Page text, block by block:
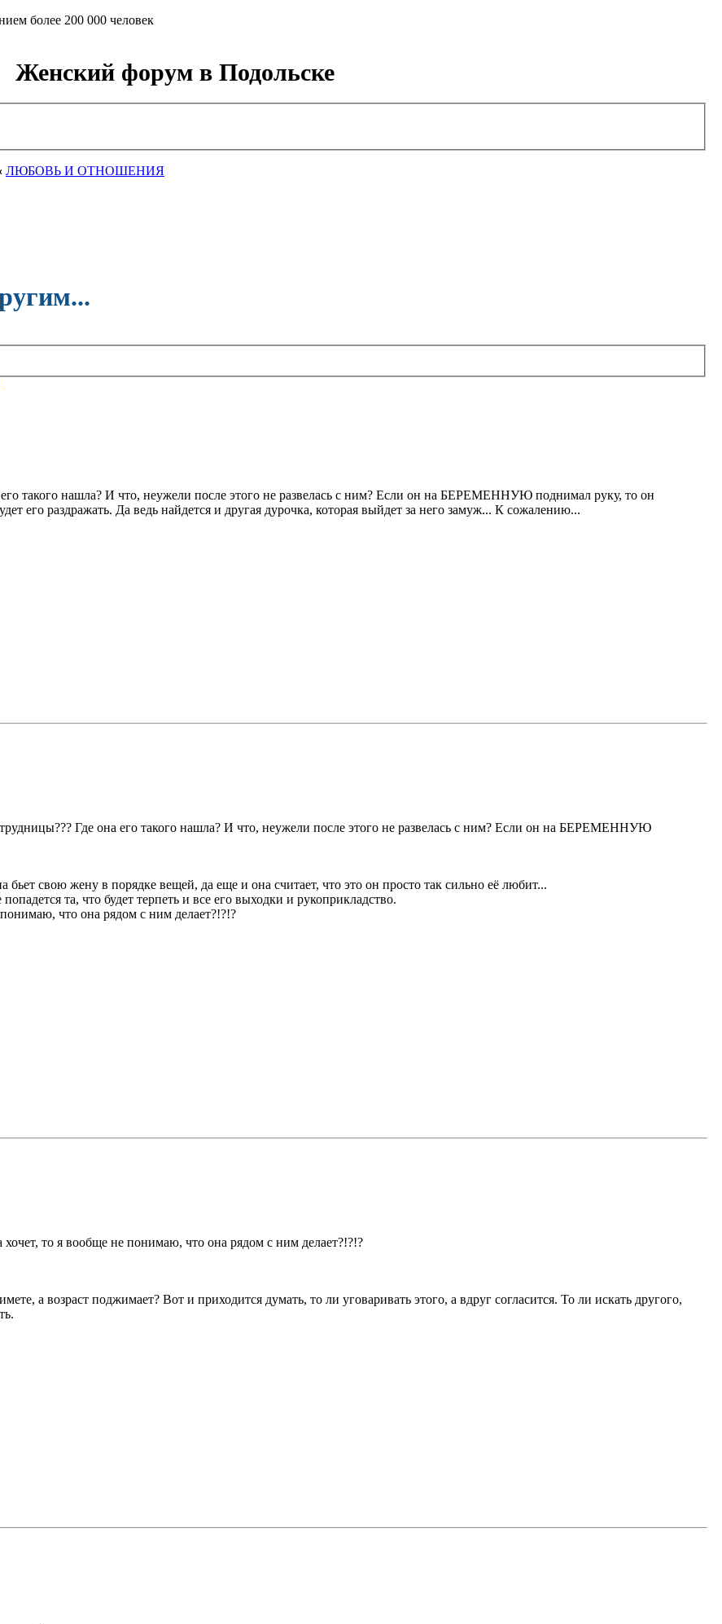
более 200 000 человек
Женский форум в Подольске
‹ ЛЮБОВЬ И ОТНОШЕНИЯ
такого нашла? И что, неужели после этого не развелась с ним? Если он на БЕРЕМЕННУЮ поднимал руку, то он
его раздражать. Да ведь найдется и другая дурочка, которая выйдет за него замуж... К сожалению...
Где она его такого нашла? И что, неужели после этого не развелась с ним? Если он на БЕРЕМЕННУЮ
свою жену в порядке вещей, да еще и она считает, что это он просто так сильно её любит...
та, что будет терпеть и все его выходки и рукоприкладство.
что она рядом с ним делает?!?!?
то я вообще не понимаю, что она рядом с ним делает?!?!?
а возраст поджимает? Вот и приходится думать, то ли уговаривать этого, а вдруг согласится. То ли искать другого,